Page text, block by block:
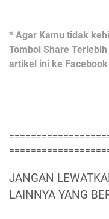
* Agar Kamu tidak
Tombol Share
artikel ini ke
JANGAN
LAINNYA YANG